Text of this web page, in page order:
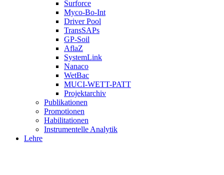
Surforce
Myco-Bo-Int
Driver Pool
TransSAPs
GP-Soil
AflaZ
SystemLink
Nanaco
WetBac
MUCI-WETT-PATT
Projektarchiv
Publikationen
Promotionen
Habilitationen
Instrumentelle Analytik
Lehre